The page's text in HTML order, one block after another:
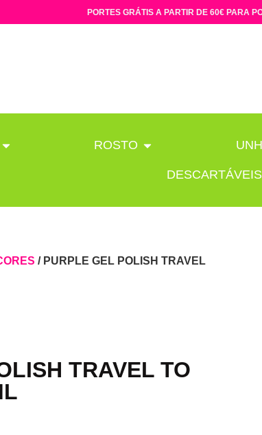
PORTES GRÁTIS A PARTIR DE 60€ PARA
ROSTO
DESCARTÁVEIS
/ PURPLE GEL POLISH TRAVEL
TRAVEL TO